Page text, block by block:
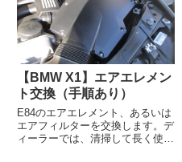
【BMW X1】エアエレメン
ト交換（手順あり）
E84のエアエレメント、あるいは
エアフィルターを交換します。デ
ィーラーでは、清掃して長く使い